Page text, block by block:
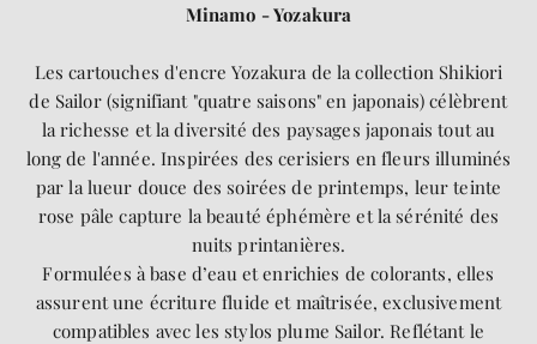
Minamo - Yozakura
Les cartouches d'encre Yozakura de la collection Shikiori
de Sailor (signifiant "quatre saisons" en japonais) célèbrent
la richesse et la diversité des paysages japonais tout au
long de l'année. Inspirées des cerisiers en fleurs illuminés
par la lueur douce des soirées de printemps, leur teinte
rose pâle capture la beauté éphémère et la sérénité des
nuits printanières.
Formulées à base d’eau et enrichies de colorants, elles
assurent une écriture fluide et maîtrisée, exclusivement
compatibles avec les stylos plume Sailor. Reflétant le